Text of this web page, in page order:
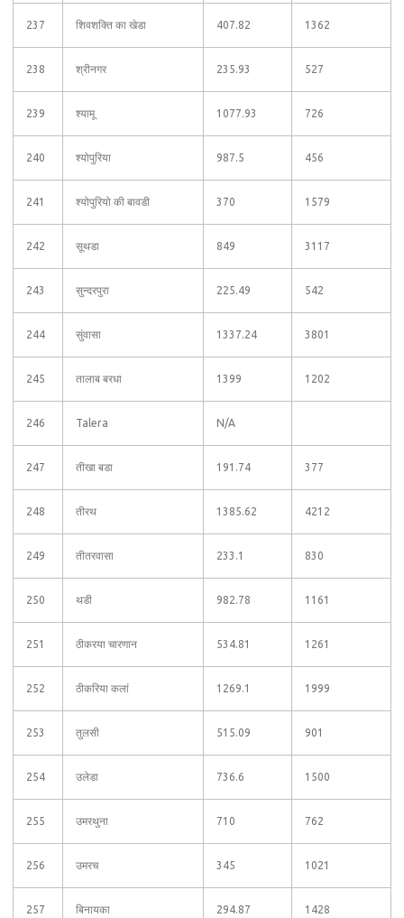
237 शिवशक्ति का खेडा 407.82 1362
238 श्रीनगर 235.93 527
239 श्यामू 1077.93 726
240 श्योपुरिया 987.5 456
241 श्योपुरियो की बावडी 370 1579
242 सूथडा 849 3117
243 सुन्दरपुरा 225.49 542
244 सुंवासा 1337.24 3801
245 तालाब बरधा 1399 1202
246 Talera N/A
247 तीखा बडा 191.74 377
248 तीरथ 1385.62 4212
249 तीतरवासा 233.1 830
250 थडी 982.78 1161
251 ठीकरया चारणान 534.81 1261
252 ठीकरिया कलां 1269.1 1999
253 तुलसी 515.09 901
254 उलेडा 736.6 1500
255 उमरथुना 710 762
256 उमरच 345 1021
257 बिनायका 294.87 1428